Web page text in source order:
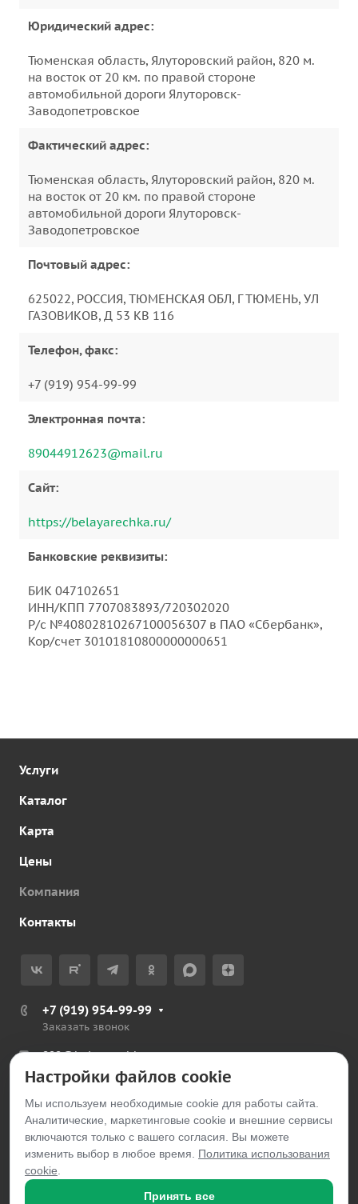
Юридический адрес:
Тюменская область, Ялуторовский район, 820 м.
на восток от 20 км. по правой стороне
автомобильной дороги Ялуторовск-
Заводопетровское
Фактический адрес:
Тюменская область, Ялуторовский район, 820 м.
на восток от 20 км. по правой стороне
автомобильной дороги Ялуторовск-
Заводопетровское
Почтовый адрес:
625022, РОССИЯ, ТЮМЕНСКАЯ ОБЛ, Г ТЮМЕНЬ, УЛ
ГАЗОВИКОВ, Д 53 КВ 116
Телефон, факс:
+7 (919) 954-99-99
Электронная почта:
89044912623@mail.ru
Cайт:
https://belayarechka.ru/
Банковские реквизиты:
БИК 047102651
ИНН/КПП 7707083893/720302020
Р/с №40802810267100056307 в ПАО «Сбербанк»,
Кор/счет 30101810800000000651
Услуги
Каталог
Карта
Цены
Компания
Контакты
+7 (919) 954-99-99
Заказать звонок
999@belayarechka.ru
Тюменская обл., Ялуторовский р-н, с. Петелино
© 2026 belayarechka.ru
Настройки файлов cookie
Мы используем необходимые cookie для работы сайта.
Аналитические, маркетинговые cookie и внешние сервисы
включаются только с вашего согласия. Вы можете
изменить выбор в любое время. Политика использования
cookie
Принять все